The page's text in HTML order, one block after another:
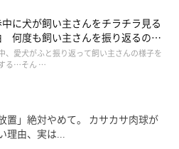
主さんを信じて身を任せてくれる
頼関係を築いておきましょう。
に犬が飼い主さんをチラチラ見る
何度も飼い主さんを振り返るのは
、愛犬がふと振り返って飼い主さんの様子を
る…そん …
置」絶対やめて。 カサカサ肉球が
理由、実は...